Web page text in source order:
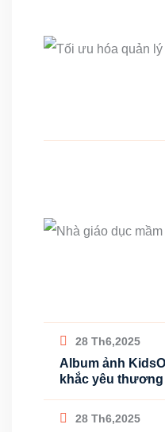
28 Th6,2025
Album ảnh
khắc yêu
28 Th6,2025